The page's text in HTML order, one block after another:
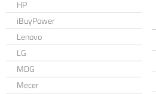
HP
iBuyPower
Lenovo
LG
MDG
Mecer